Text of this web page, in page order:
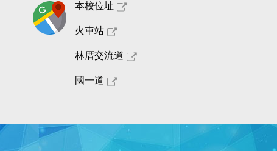
本校位址
火車站
林厝交流道
國一道